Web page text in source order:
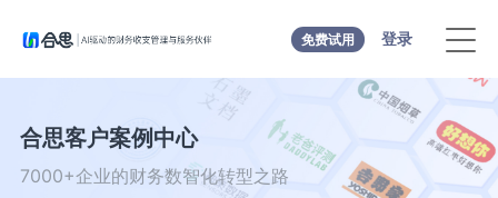
免费试用 登录
合思客户案例中心
7000+企业的财务数智化转型之路